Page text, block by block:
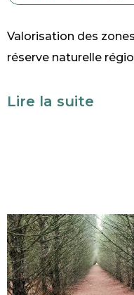
Valorisation des
réserve naturelle
Lire la suite